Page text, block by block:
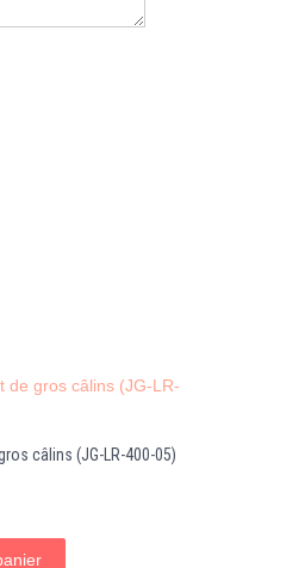
câlins (JG-LR-400-05)